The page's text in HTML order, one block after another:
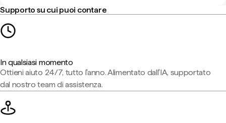
Supporto su cui puoi contare
In qualsiasi momento
Ottieni aiuto 24/7, tutto l'anno. Alimentato dall'IA, supportato
dal nostro team di assistenza.